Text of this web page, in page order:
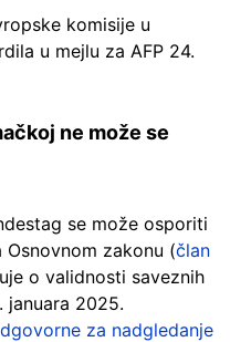
komisije u
u mejlu za AFP 24.
ne može se
se može osporiti
zakonu (član
o validnosti saveznih
januara 2025.
za nadgledanje